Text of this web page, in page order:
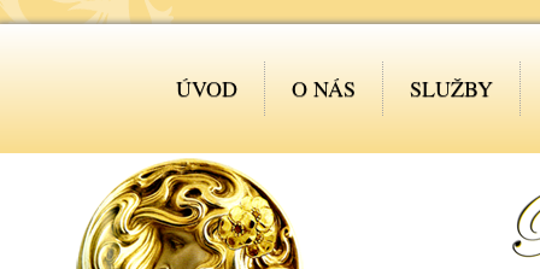
ÚVOD O NÁS SLUŽBY